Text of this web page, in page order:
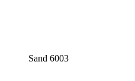
Sand 6003